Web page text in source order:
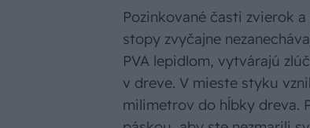
Pozinkované časti zvierok
stopy zvyčajne
PVA lepidlom, vytvárajú
v dreve. V mieste styku
milimetrov do hĺbky dreva.